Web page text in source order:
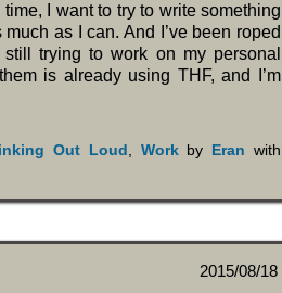
I want to try to write something
as I can. And I’ve been roped
trying to work on my personal
is already using THF, and I’m
Out Loud, Workby Eran with
2015/08/18